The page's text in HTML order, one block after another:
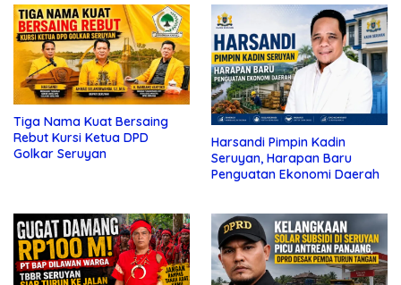
Tiga Nama Kuat Bersaing
Rebut Kursi Ketua DPD
Golkar Seruyan
Harsandi Pimpin Kadin
Seruyan, Harapan Baru
Penguatan Ekonomi Daerah